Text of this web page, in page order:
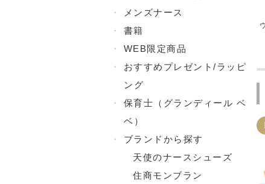
・
メンズナース
・
書籍
・
WEB限定商品
・
おすすめプレゼント/ラッピ
ング
・
保育士（グランディール ベ
ベ）
・
ブランドから探す
天使のナースシューズ
住商モンブラン